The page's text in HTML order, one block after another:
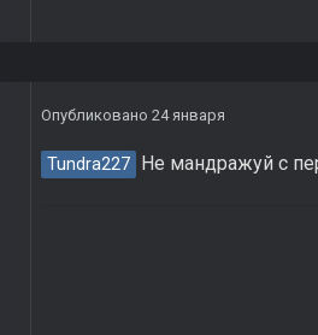
Опубликовано 24 января
Tundra227 Не мандражуй с